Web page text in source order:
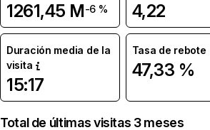
1261,45 M-6 % 4,22
Duración media de la
visita
15:17
Tasa de rebote
47,33 %
Total de últimas visitas 3 meses